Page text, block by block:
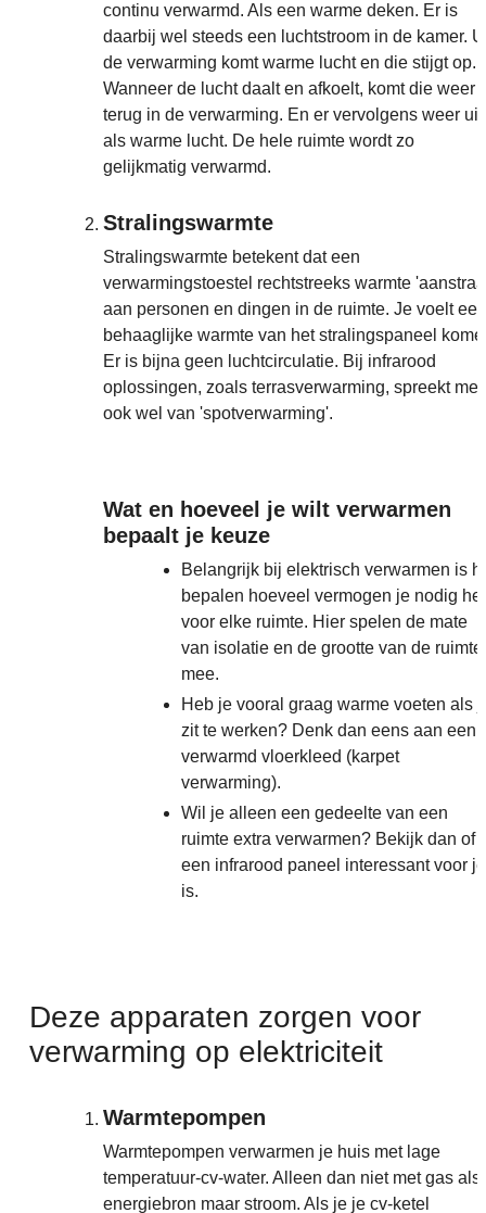
continu verwarmd. Als een warme deken. Er is
daarbij wel steeds een luchtstroom in de kamer.
de verwarming komt warme lucht en die stijgt op.
Wanneer de lucht daalt en afkoelt, komt die weer
terug in de verwarming. En er vervolgens weer uit
als warme lucht. De hele ruimte wordt zo
gelijkmatig verwarmd.
Stralingswarmte
Stralingswarmte betekent dat een
verwarmingstoestel rechtstreeks warmte
aan personen en dingen in de ruimte. Je voelt een
behaaglijke warmte van het stralingspaneel
Er is bijna geen luchtcirculatie. Bij infrarood
oplossingen, zoals terrasverwarming, spreekt
ook wel van 'spotverwarming'.
Wat en hoeveel je wilt verwarmen
bepaalt je keuze
Belangrijk bij elektrisch verwarmen is
bepalen hoeveel vermogen je nodig
voor elke ruimte. Hier spelen de mate
van isolatie en de grootte van de ruimte
mee.
Heb je vooral graag warme voeten als
zit te werken? Denk dan eens aan een
verwarmd vloerkleed (karpet
verwarming).
Wil je alleen een gedeelte van een
ruimte extra verwarmen? Bekijk dan of
een infrarood paneel interessant voor je
is.
Deze apparaten zorgen voor
verwarming op elektriciteit
Warmtepompen
Warmtepompen verwarmen je huis met lage
temperatuur-cv-water. Alleen dan niet met gas als
energiebron maar stroom. Als je je cv-ketel